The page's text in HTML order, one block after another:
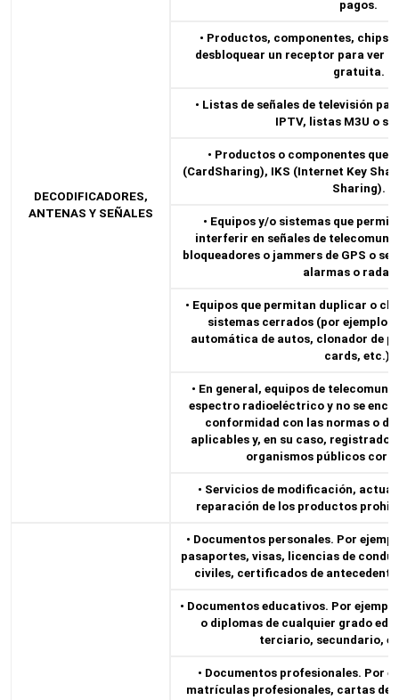
DECODIFICADORES,
ANTENAS Y SEÑALES
pagos.
• Productos, componentes, chips
desbloquear un receptor para ver
gratuita.
• Listas de señales de televisión
IPTV, listas M3U o
• Productos o componentes que
(CardSharing), IKS (Internet Key
Sharing).
• Equipos y/o sistemas que
interferir en señales de
bloqueadores o jammers de GPS o
alarmas o
• Equipos que permitan duplicar o
sistemas cerrados (por ejemplo:
automática de autos, clonador de
cards, etc.).
• En general, equipos de
espectro radioeléctrico y no se
conformidad con las normas o
aplicables y, en su caso,
organismos públicos
• Servicios de modificación,
reparación de los productos
• Documentos personales. Por
pasaportes, visas, licencias de
civiles, certificados de
• Documentos educativos. Por
o diplomas de cualquier grado
terciario, secundario,
• Documentos profesionales. Por
matrículas profesionales, cartas de